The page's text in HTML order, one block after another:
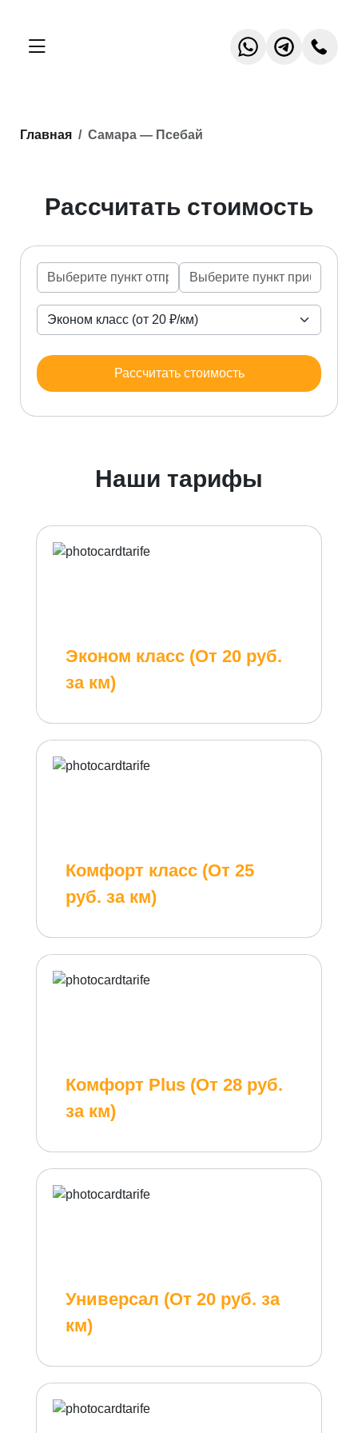
Главная Самара — Псебай
Рассчитать стоимость
Рассчитать стоимость
Наши тарифы
Эконом класс (От 20 руб.
за км)
Комфорт класс (От 25
руб. за км)
Комфорт Plus (От 28 руб.
за км)
Универсал (От 20 руб. за
км)